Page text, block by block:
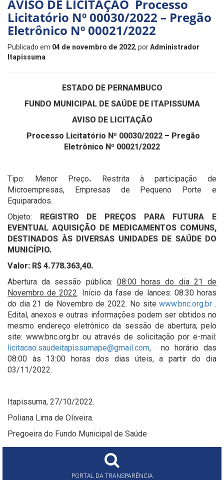
AVISO DE LICITAÇÃO Processo
Licitatório Nº 00030/2022 – Pregão
Eletrônico Nº 00021/2022
Publicado em 04 de novembro de 2022, porAdministrador
Itapissuma
ESTADO DE PERNAMBUCO
FUNDO MUNICIPAL DE SAÚDE DE ITAPISSUMA
AVISO DE LICITAÇÃO
Processo Licitatório Nº 00030/2022 – Pregão
Eletrônico Nº 00021/2022
Tipo: Menor Preço. Restrita à participação de
Microempresas, Empresas de Pequeno Porte e
Equiparados.
Objeto: REGISTRO DE PREÇOS PARA FUTURA E
EVENTUAL AQUISIÇÃO DE MEDICAMENTOS COMUNS,
DESTINADOS ÀS DIVERSAS UNIDADES DE SAÚDE DO
MUNICÍPIO.
Valor: R$ 4.778.363,40.
Abertura da sessão pública: 08:00 horas do dia 21 de
Novembro de 2022. Início da fase de lances: 08:30 horas
do dia 21 de Novembro de 2022. No sitewww.bnc.org.br .
Edital, anexos e outras informações podem ser obtidos no
mesmo endereço eletrônico da sessão de abertura; pelo
site: www.bnc.org.br ou através de solicitação por e-mail:
licitacao.saudeitapissumape@gmail.com, no horário das
08:00 às 13:00 horas dos dias úteis, a partir do dia
03/11/2022.
Itapissuma, 27/10/2022.
Poliana Lima de Oliveira.
Pregoeira do Fundo Municipal de Saúde
PORTAL DA TRANSPARÊNCIA